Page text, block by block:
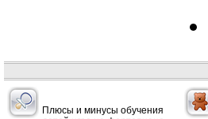
Плюсы и минусы обучения